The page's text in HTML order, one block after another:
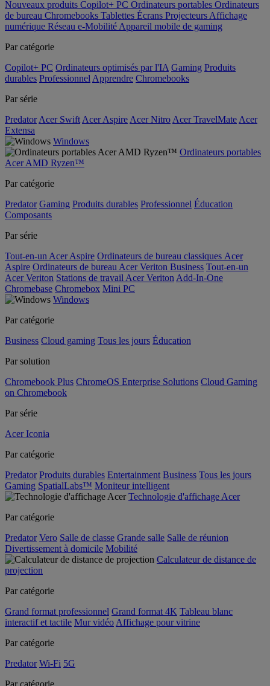
Nouveaux produits Copilot+ PC Ordinateurs portables Ordinateurs
de bureau Chromebooks Tablettes Écrans Projecteurs Affichage
numérique Réseau e-Mobilité Appareil mobile de gaming
Par catégorie
Copilot+ PC Ordinateurs optimisés par l'IA Gaming Produits
durables Professionnel Apprendre Chromebooks
Par série
Predator Acer Swift Acer Aspire Acer Nitro Acer TravelMate Acer
Extensa
Windows
Ordinateurs portables
Acer AMD Ryzen™
Par catégorie
Predator Gaming Produits durables Professionnel Éducation
Composants
Par série
Tout-en-un Acer Aspire Ordinateurs de bureau classiques Acer
Aspire Ordinateurs de bureau Acer Veriton Business Tout-en-un
Acer Veriton Stations de travail Acer Veriton Add-In-One
Chromebase Chromebox Mini PC
Windows
Par catégorie
Business Cloud gaming Tous les jours Éducation
Par solution
Chromebook Plus ChromeOS Enterprise Solutions Cloud Gaming
on Chromebook
Par série
Acer Iconia
Par catégorie
Predator Produits durables Entertainment Business Tous les jours
Gaming SpatialLabs™ Moniteur intelligent
Technologie d'affichage Acer
Par catégorie
Predator Vero Salle de classe Grande salle Salle de réunion
Divertissement à domicile Mobilité
Calculateur de distance de
projection
Par catégorie
Grand format professionnel Grand format 4K Tableau blanc
interactif et tactile Mur vidéo Affichage pour vitrine
Par catégorie
Predator Wi-Fi 5G
Par catégorie